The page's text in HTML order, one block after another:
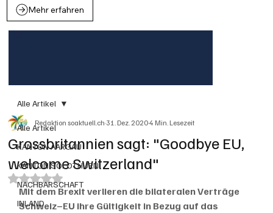
Mehr erfahren
Alle Artikel
KANTON AARGAU
KANTON SOLOTHURN
NACHBARSCHAFT
INLAND
Alle Artikel
Grossbritannien sagt: "Goodbye EU,
welcome Switzerland"
Redaktion soaktuell.ch31. Dez. 20204 Min. Lesezeit
Mit NaN von 5 Sternen bewertet.
Mit dem Brexit verlieren die bilateralen Verträge
Schweiz–EU ihre Gültigkeit in Bezug auf das